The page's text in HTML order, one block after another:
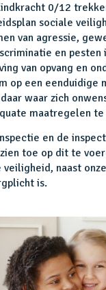
0/12
sociale
van agressie,
en pesten
van opvang en
op een eenduidige
waar zich
maatregelen
en de
toe op dit te
naast
is.